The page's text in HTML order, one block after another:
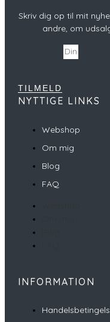
Skriv dig op til mit
andre, om
TILMELD
NYTTIGE LINKS
Webshop
Om mig
Blog
FAQ
INFORMATION